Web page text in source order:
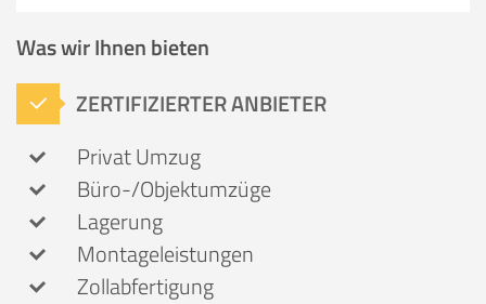
Was wir Ihnen bieten
ZERTIFIZIERTER ANBIETER
Privat Umzug
Büro-/Objektumzüge
Lagerung
Montageleistungen
Zollabfertigung